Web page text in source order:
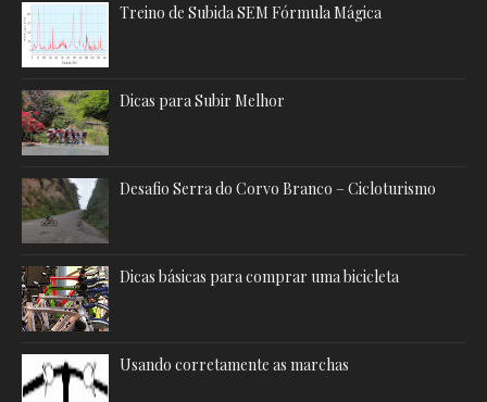
Treino de Subida SEM Fórmula Mágica
Dicas para Subir Melhor
Desafio Serra do Corvo Branco – Cicloturismo
Dicas básicas para comprar uma bicicleta
Usando corretamente as marchas